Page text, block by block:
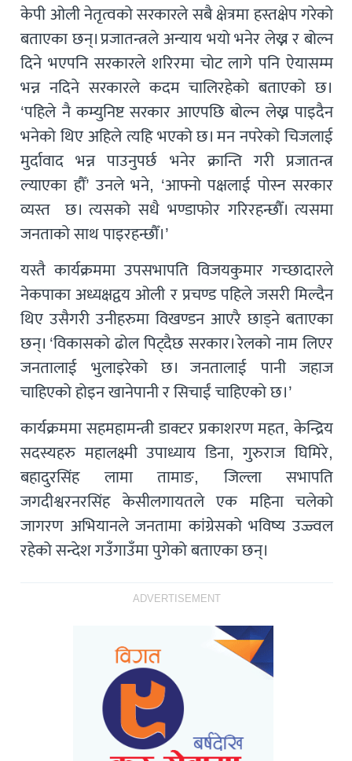
केपी ओली नेतृत्वको सरकारले सबै क्षेत्रमा हस्तक्षेप गरेको
बताएका छन्। प्रजातन्त्रले अन्याय भयो भनेर लेख्न र बोल्न
दिने भएपनि सरकारले शरिरमा चोट लागे पनि ऐयासम्म
भन्न नदिने सरकारले कदम चालिरहेको बताएको छ।
‘पहिले नै कम्युनिष्ट सरकार आएपछि बोल्न लेख्न पाइदैन
भनेको थिए अहिले त्यहि भएको छ। मन नपरेको चिजलाई
मुर्दावाद भन्न पाउनुपर्छ भनेर क्रान्ति गरी प्रजातन्त्र
ल्याएका हौँ’ उनले भने, ‘आफ्नो पक्षलाई पोस्न सरकार
व्यस्त छ। त्यसको सधै भण्डाफोर गरिरहन्छौँ। त्यसमा
जनताको साथ पाइरहन्छौँ।’
यस्तै कार्यक्रममा उपसभापति विजयकुमार गच्छादारले
नेकपाका अध्यक्षद्वय ओली र प्रचण्ड पहिले जसरी मिल्दैन
थिए उसैगरी उनीहरुमा विखण्डन आएरै छाड्ने बताएका
छन्। ‘विकासको ढोल पिट्दैछ सरकार। रेलको नाम लिएर
जनतालाई भुलाइरेको छ। जनतालाई पानी जहाज
चाहिएको होइन खानेपानी र सिचाईं चाहिएको छ।’
कार्यक्रममा सहमहामन्त्री डाक्टर प्रकाशरण महत, केन्द्रिय
सदस्यहरु महालक्ष्मी उपाध्याय डिना, गुरुराज घिमिरे,
बहादुरसिंह लामा तामाङ, जिल्ला सभापति
जगदीश्वरनरसिंह केसीलगायतले एक महिना चलेको
जागरण अभियानले जनतामा कांग्रेसको भविष्य उज्ज्वल
रहेको सन्देश गउँगाउँमा पुगेको बताएका छन्।
ADVERTISEMENT